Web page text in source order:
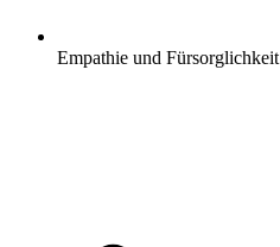
Empathie und Fürsorglichkeit